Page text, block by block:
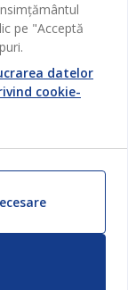
pe "Acceptă
datelor
cookie-